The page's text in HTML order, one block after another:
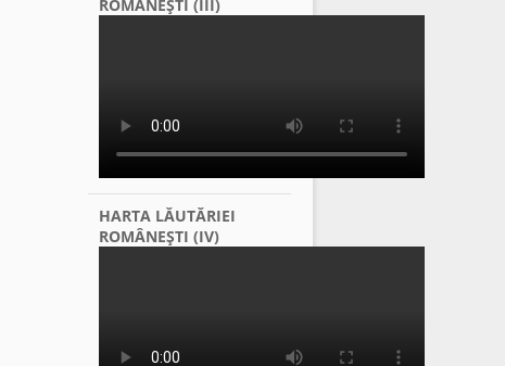
ROMÂNEŞTI (III)
HARTA LĂUTĂRIEI
ROMÂNEŞTI (IV)